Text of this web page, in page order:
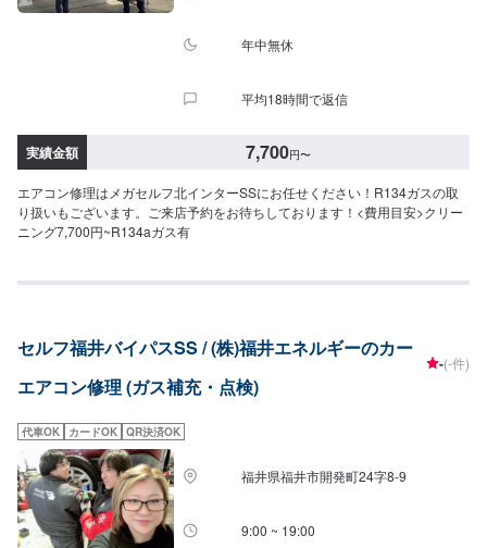
年中無休
平均18時間で返信
実績金額 7,700円〜
エアコン修理はメガセルフ北インターSSにお任せください！R134ガスの取
り扱いもございます。ご来店予約をお待ちしております！<費用目安>クリー
ニング7,700円~R134aガス有
セルフ福井バイパスSS / (株)福井エネルギーのカー
エアコン修理 (ガス補充・点検)
-(-件)
代車OK カードOK QR決済OK
福井県福井市開発町24字8-9
9:00 ~ 19:00